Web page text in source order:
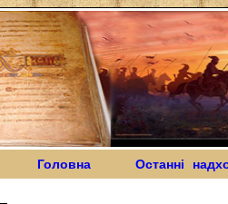
Головна Останні